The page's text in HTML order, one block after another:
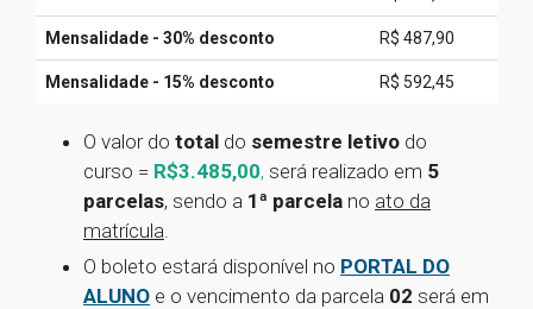
Mensalidade - 30% desconto R$ 487,90
Mensalidade - 15% desconto R$ 592,45
O valor do total do semestre letivo do
curso = R$3.485,00, será realizado em 5
parcelas, sendo a 1ª parcela no ato da
matrícula.
O boleto estará disponível no PORTAL DO
ALUNO e o vencimento da parcela 02 será em